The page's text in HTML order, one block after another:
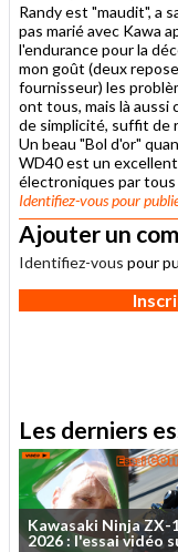
Randy est "maudit", a
pas marié avec Kawa
l'endurance pour la
mon goût (deux
fournisseur) les
ont tous, mais là
de simplicité, suffit de
Un beau "Bol d'or"
WD40 est un
électroniques par
Identifiez-vouspour
Ajouter un
Identifiez-vous pour
Les derniers
Kawasaki NinjaZX-
2026: l'essaividéo